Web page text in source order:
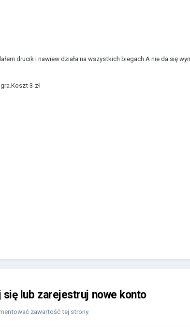
drucik i nawiew działa na wszystkich biegach.A nie da się
3 zł
lub zarejestruj nowe konto
zawartość tej strony.